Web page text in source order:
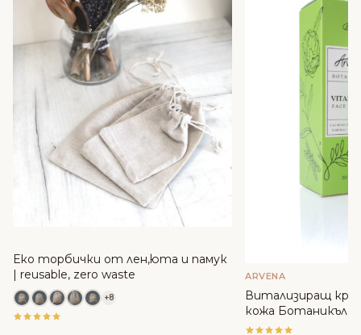
Еко торбички от лен,юта и памук
| reusable, zero waste
+8
ARVENA
Витализиращ
кожа Ботаникълс
Cosmetics